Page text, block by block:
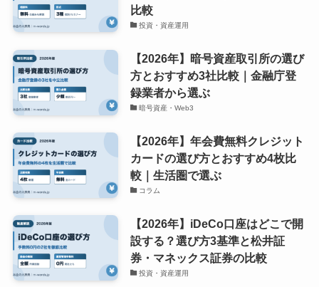
比較
投資・資産運用
【2026年】暗号資産取引所の選び
方とおすすめ3社比較｜金融庁登
録業者から選ぶ
暗号資産・Web3
【2026年】年会費無料クレジット
カードの選び方とおすすめ4枚比
較｜生活圏で選ぶ
コラム
【2026年】iDeCo口座はどこで開
設する？選び方3基準と松井証
券・マネックス証券の比較
投資・資産運用